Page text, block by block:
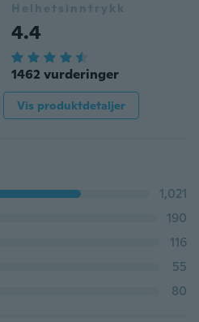
Helhetsinntrykk
4.4
1462 vurderinger
Vis produktdetaljer
1,021
190
116
55
80